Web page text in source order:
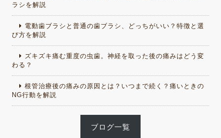
ラシを解説
電動歯ブラシと普通の歯ブラシ、どっちがいい？特徴と選
び方を解説
ズキズキ痛む重度の虫歯。神経を取った後の痛みはどう変
わる？
根管治療後の痛みの原因とは？いつまで続く？痛いときの
NG行動を解説
ブログ一覧